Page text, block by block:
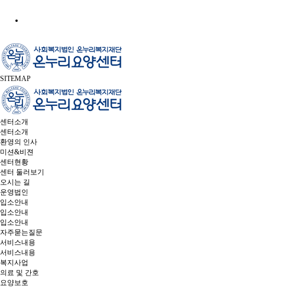
SITEMAP
센터소개
센터소개
환영의 인사
미션&비젼
센터현황
센터 둘러보기
오시는 길
운영법인
입소안내
입소안내
입소안내
자주묻는질문
서비스내용
서비스내용
복지사업
의료 및 간호
요양보호